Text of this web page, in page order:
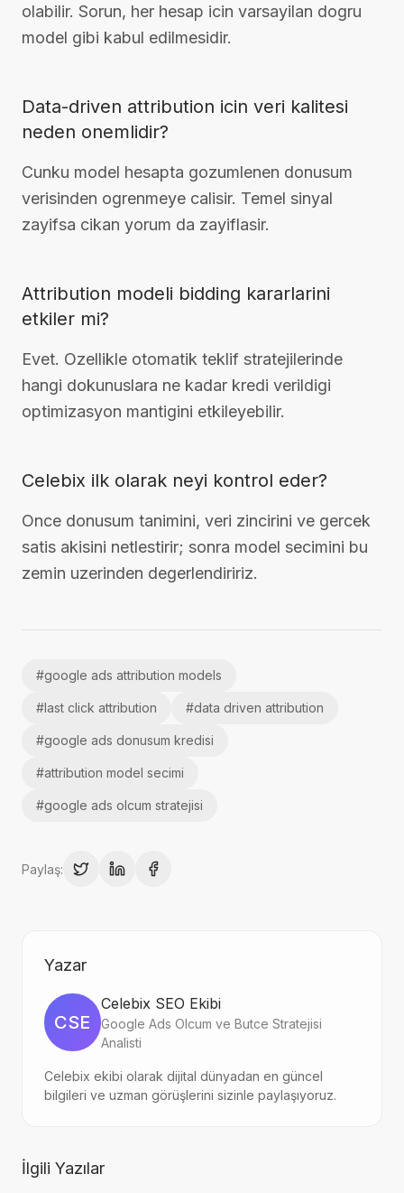
olabilir. Sorun, her hesap icin varsayilan dogru
model gibi kabul edilmesidir.
Data-driven attribution icin veri kalitesi
neden onemlidir?
Cunku model hesapta gozumlenen donusum
verisinden ogrenmeye calisir. Temel sinyal
zayifsa cikan yorum da zayiflasir.
Attribution modeli bidding kararlarini
etkiler mi?
Evet. Ozellikle otomatik teklif stratejilerinde
hangi dokunuslara ne kadar kredi verildigi
optimizasyon mantigini etkileyebilir.
Celebix ilk olarak neyi kontrol eder?
Once donusum tanimini, veri zincirini ve gercek
satis akisini netlestirir; sonra model secimini bu
zemin uzerinden degerlendiririz.
#google ads attribution models
#last click attribution #data driven attribution
#google ads donusum kredisi
#attribution model secimi
#google ads olcum stratejisi
Paylaş:
Yazar
CSE
Celebix SEO Ekibi
Google Ads Olcum ve Butce Stratejisi
Analisti
Celebix ekibi olarak dijital dünyadan en güncel
bilgileri ve uzman görüşlerini sizinle paylaşıyoruz.
İlgili Yazılar